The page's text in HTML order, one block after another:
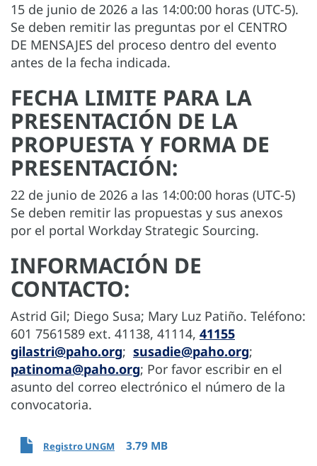
15 de junio de 2026 a las 14:00:00 horas (UTC-5).
Se deben remitir las preguntas por el CENTRO
DE MENSAJES del proceso dentro del evento
antes de la fecha indicada.
FECHA LIMITE PARA LA
PRESENTACIÓN DE LA
PROPUESTA Y FORMA DE
PRESENTACIÓN:
22 de junio de 2026 a las 14:00:00 horas (UTC-5)
Se deben remitir las propuestas y sus anexos
por el portal Workday Strategic Sourcing.
INFORMACIÓN DE
CONTACTO:
Astrid Gil; Diego Susa; Mary Luz Patiño. Teléfono:
601 7561589 ext. 41138, 41114, 41155
gilastri@paho.org; susadie@paho.org;
patinoma@paho.org; Por favor escribir en el
asunto del correo electrónico el número de la
convocatoria.
Registro UNGM 3.79 MB